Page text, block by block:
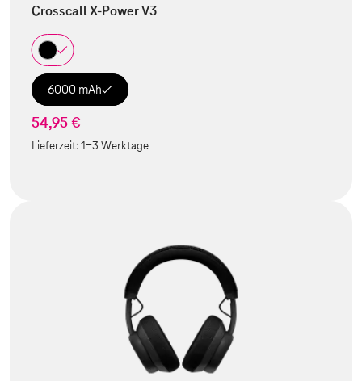
Crosscall X-Power V3
6000 mAh
54,95 €
Lieferzeit:1-3 Werktage